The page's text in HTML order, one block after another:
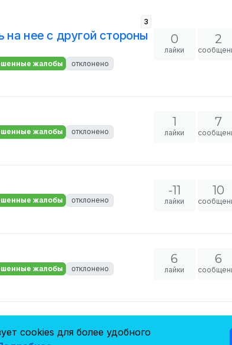
на нее с другой стороны
жалобы
отклонено
3
0
лайки
2
жалобы
отклонено
1
лайки
7
жалобы
отклонено
-11
лайки
10
жалобы
отклонено
6
лайки
6
8 мая 2024 г., 18:25
cookies для более удобного